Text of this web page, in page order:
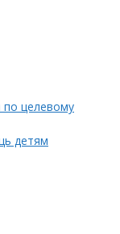
по целевому
детям